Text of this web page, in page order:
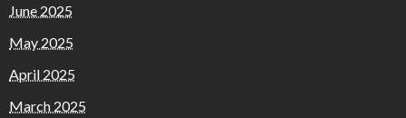
June 2025
May 2025
April 2025
March 2025